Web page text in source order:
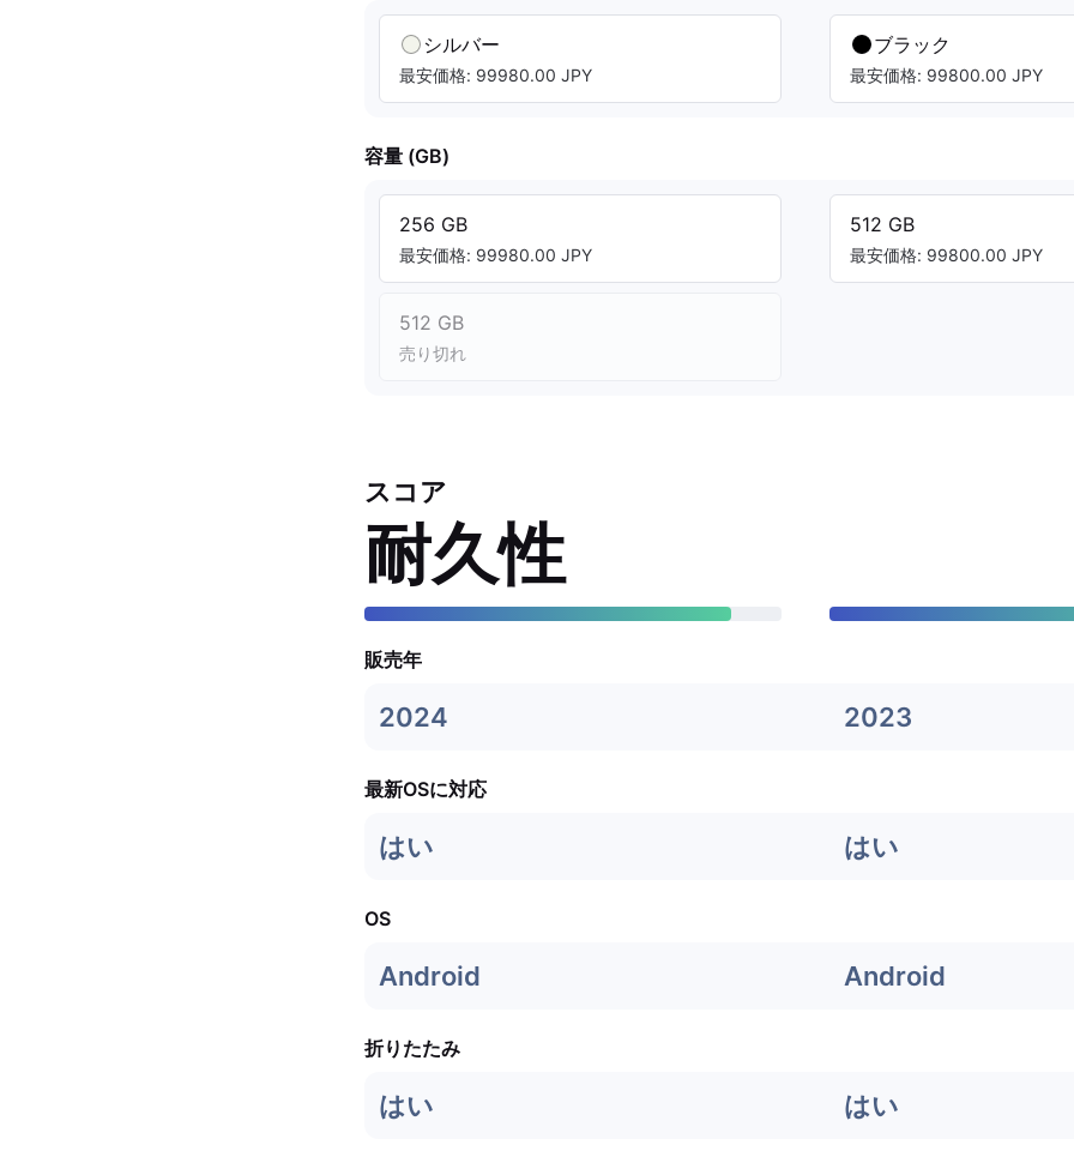
シルバー
最安価格: 99980.00 JPY
ブラック
最安価格: 99800.00 JPY
容量 (GB)
256 GB
最安価格: 99980.00 JPY
512 GB
売り切れ
512 GB
最安価格: 99800.00 JPY
スコア
耐久性
販売年
2024 2023
最新OSに対応
はい はい
OS
Android Android
折りたたみ
はい はい